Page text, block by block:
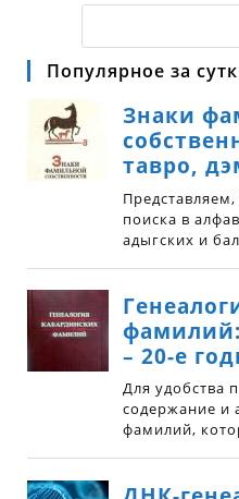
Популярное за